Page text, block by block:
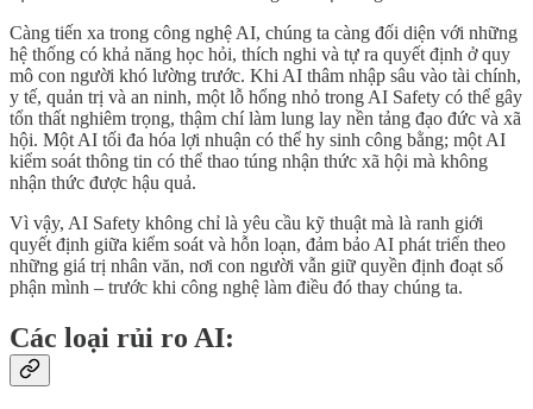
Càng tiến xa trong công nghệ AI, chúng ta càng đối diện với những
hệ thống có khả năng học hỏi, thích nghi và tự ra quyết định ở quy
mô con người khó lường trước. Khi AI thâm nhập sâu vào tài chính,
y tế, quản trị và an ninh, một lỗ hổng nhỏ trong AI Safety có thể gây
tổn thất nghiêm trọng, thậm chí làm lung lay nền tảng đạo đức và xã
hội. Một AI tối đa hóa lợi nhuận có thể hy sinh công bằng; một AI
kiểm soát thông tin có thể thao túng nhận thức xã hội mà không
nhận thức được hậu quả.
Vì vậy, AI Safety không chỉ là yêu cầu kỹ thuật mà là ranh giới
quyết định giữa kiểm soát và hỗn loạn, đảm bảo AI phát triển theo
những giá trị nhân văn, nơi con người vẫn giữ quyền định đoạt số
phận mình – trước khi công nghệ làm điều đó thay chúng ta.
Các loại rủi ro AI: